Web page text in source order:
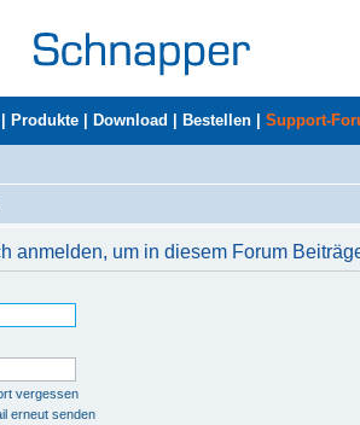
Produkte Download Bestellen Support-
anmelden, um in diesem Forum
vergessen
erneut senden